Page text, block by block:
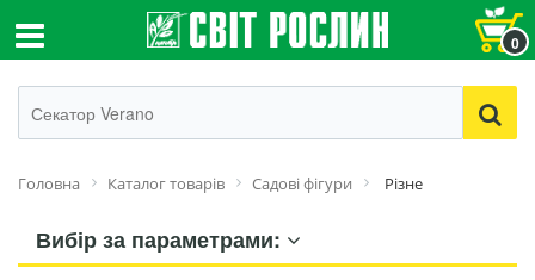
0
Головна Каталог товарів Садові фігури Різне
Вибір за параметрами: